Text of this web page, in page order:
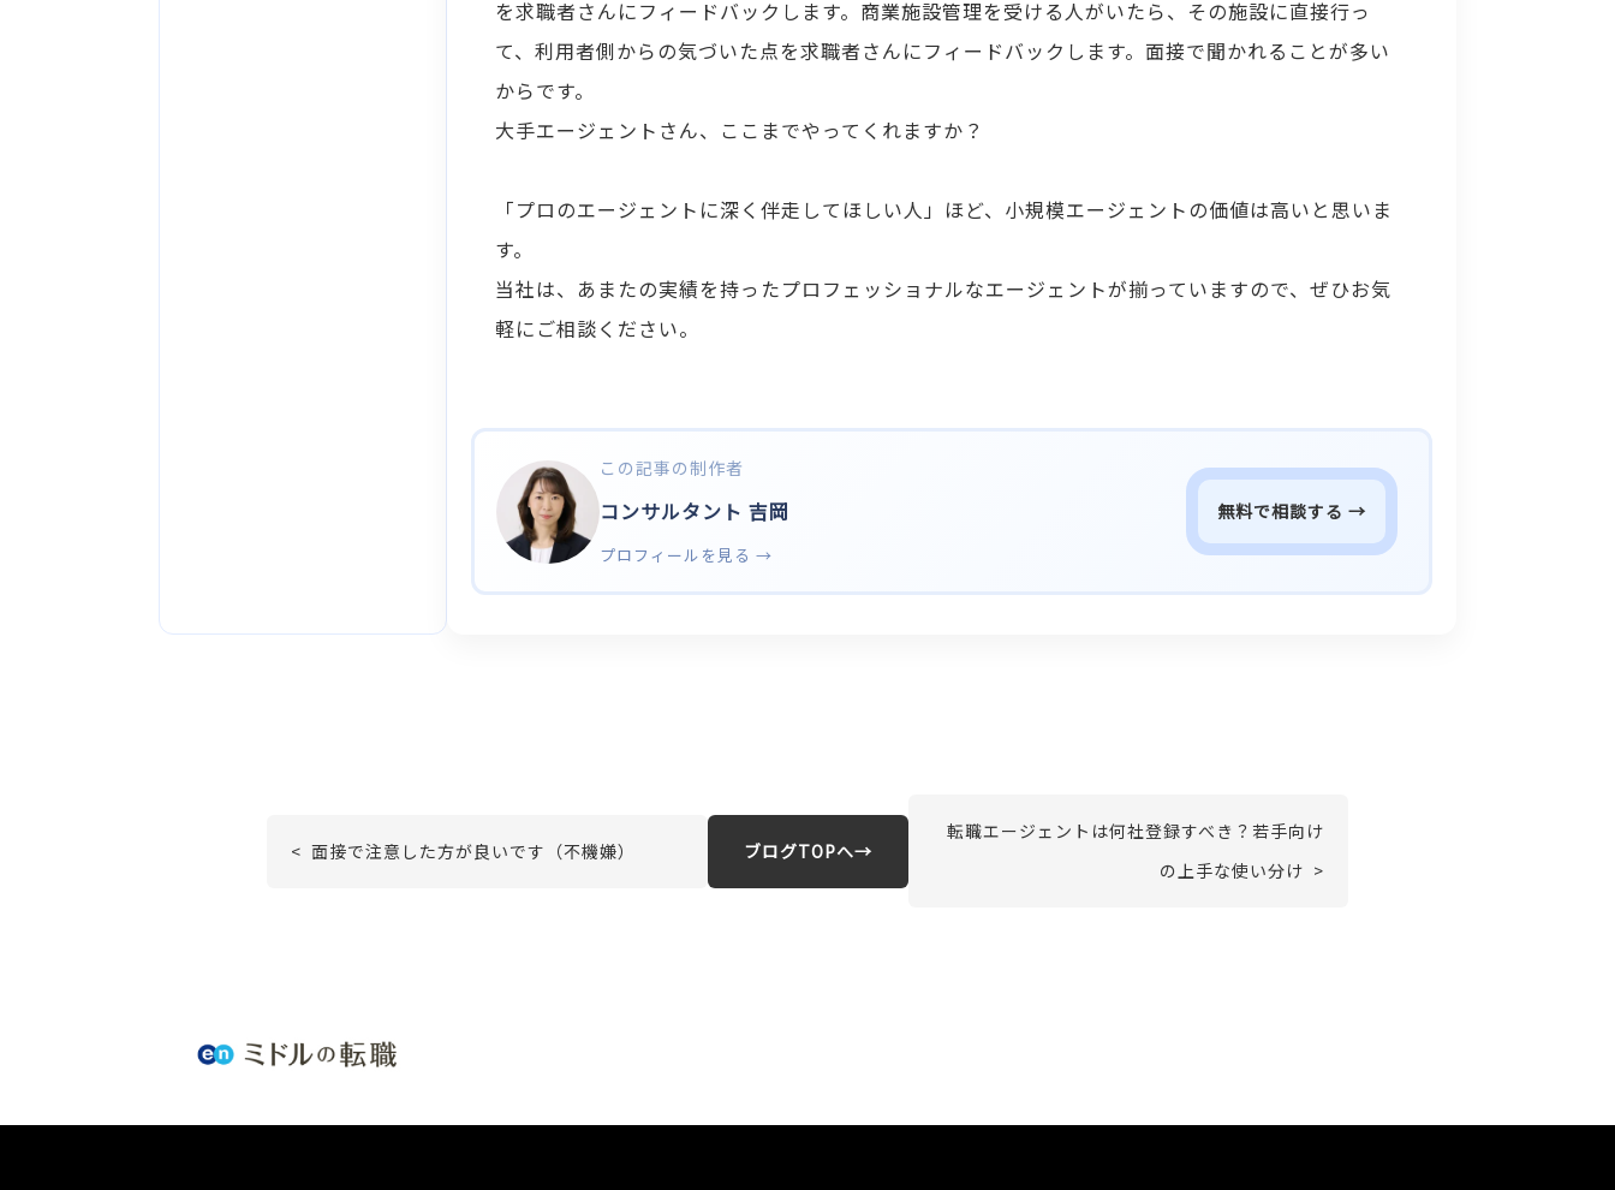
を求職者さんにフィードバックします。商業施設管理を受ける人がいたら、その施設に直接行っ
て、利用者側からの気づいた点を求職者さんにフィードバックします。面接で聞かれることが多い
からです。
大手エージェントさん、ここまでやってくれますか？
「プロのエージェントに深く伴走してほしい人」ほど、小規模エージェントの価値は高いと思いま
す。
当社は、あまたの実績を持ったプロフェッショナルなエージェントが揃っていますので、ぜひお気
軽にご相談ください。
この記事の制作者
コンサルタント 吉岡
プロフィールを見る →
無料で相談する →
< 面接で注意した方が良いです（不機嫌） ブログTOPへ→
転職エージェントは何社登録すべき？若手向け
の上手な使い分け >